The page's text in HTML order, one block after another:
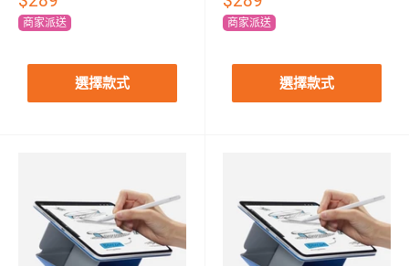
商家派送
選擇款式
商家派送
選擇款式